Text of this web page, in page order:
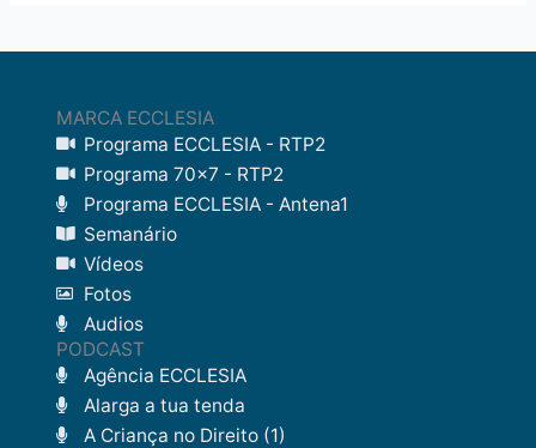
MARCA ECCLESIA
Programa ECCLESIA - RTP2
Programa 70x7 - RTP2
Programa ECCLESIA - Antena1
Semanário
Vídeos
Fotos
Audios
PODCAST
Agência ECCLESIA
Alarga a tua tenda
A Criança no Direito (1)